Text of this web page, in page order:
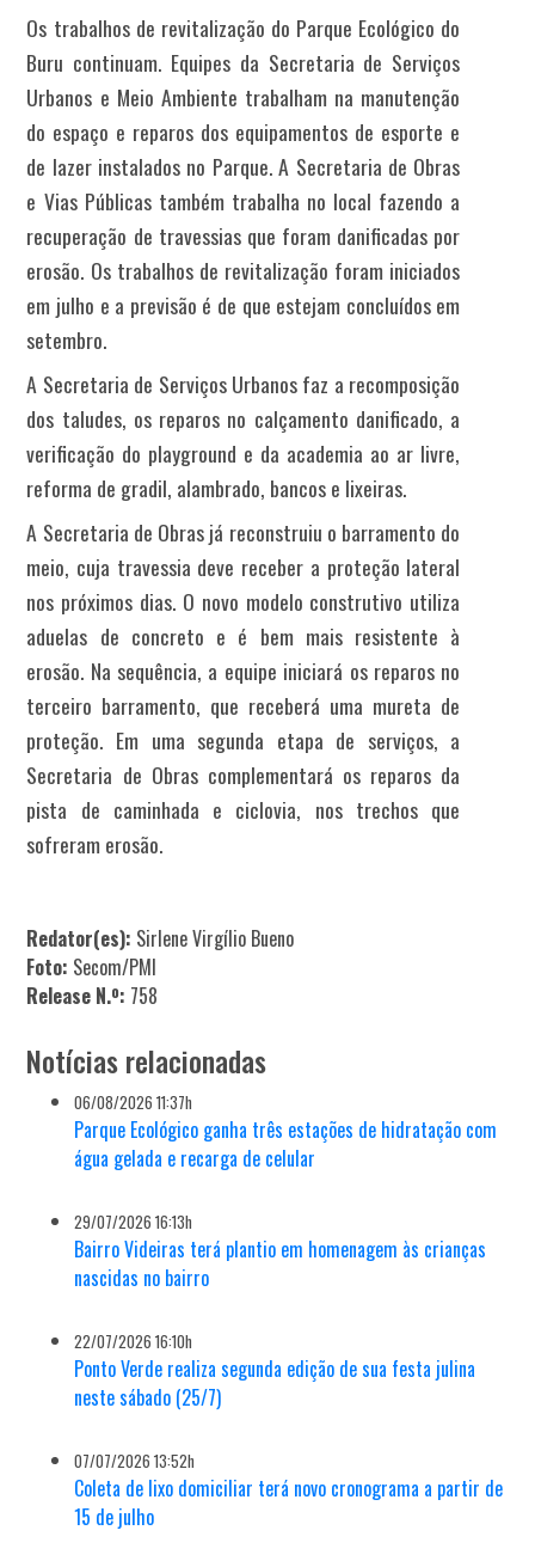
Os trabalhos de revitalização do Parque Ecológico do
Buru continuam. Equipes da Secretaria de Serviços
Urbanos e Meio Ambiente trabalham na manutenção
do espaço e reparos dos equipamentos de esporte e
de lazer instalados no Parque. A Secretaria de Obras
e Vias Públicas também trabalha no local fazendo a
recuperação de travessias que foram danificadas por
erosão. Os trabalhos de revitalização foram iniciados
em julho e a previsão é de que estejam concluídos em
setembro.
A Secretaria de Serviços Urbanos faz a recomposição
dos taludes, os reparos no calçamento danificado, a
verificação do playground e da academia ao ar livre,
reforma de gradil, alambrado, bancos e lixeiras.
A Secretaria de Obras já reconstruiu o barramento do
meio, cuja travessia deve receber a proteção lateral
nos próximos dias. O novo modelo construtivo utiliza
aduelas de concreto e é bem mais resistente à
erosão. Na sequência, a equipe iniciará os reparos no
terceiro barramento, que receberá uma mureta de
proteção. Em uma segunda etapa de serviços, a
Secretaria de Obras complementará os reparos da
pista de caminhada e ciclovia, nos trechos que
sofreram erosão.
Redator(es): Sirlene Virgílio Bueno
Foto: Secom/PMI
Release N.º: 758
Notícias relacionadas
06/08/2026 11:37h
Parque Ecológico ganha três estações de hidratação com
água gelada e recarga de celular
29/07/2026 16:13h
Bairro Videiras terá plantio em homenagem às crianças
nascidas no bairro
22/07/2026 16:10h
Ponto Verde realiza segunda edição de sua festa julina
neste sábado (25/7)
07/07/2026 13:52h
Coleta de lixo domiciliar terá novo cronograma a partir de
15 de julho